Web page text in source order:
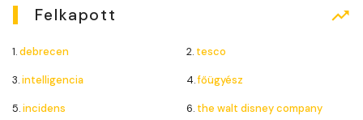
Felkapott
1.debrecen 2. tesco
3.intelligencia 4.főügyész
5.incidens 6. the walt disney company